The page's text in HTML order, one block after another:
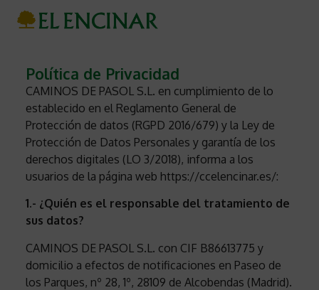
Política de Privacidad
CAMINOS DE PASOL S.L. en cumplimiento de lo
establecido en el Reglamento General de
Protección de datos (RGPD 2016/679) y la Ley de
Protección de Datos Personales y garantía de los
derechos digitales (LO 3/2018), informa a los
usuarios de la página web https://ccelencinar.es/:
1.- ¿Quién es el responsable del tratamiento de
sus datos?
CAMINOS DE PASOL S.L. con CIF B86613775 y
domicilio a efectos de notificaciones en Paseo de
los Parques, nº 28, 1º, 28109 de Alcobendas (Madrid).